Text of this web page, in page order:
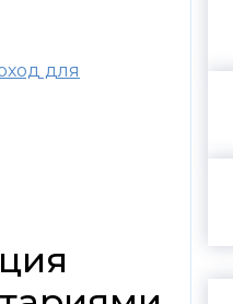
для